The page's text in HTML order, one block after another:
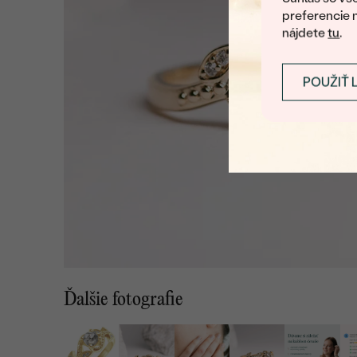
preferencie
nájdetetu.
POUŽIŤ
Ďalšie fotografie